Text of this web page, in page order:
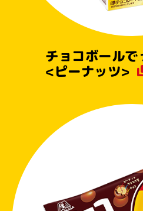
チョコボールで
<ピーナッツ>